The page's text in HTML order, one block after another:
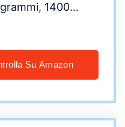
1400
Su Amazon